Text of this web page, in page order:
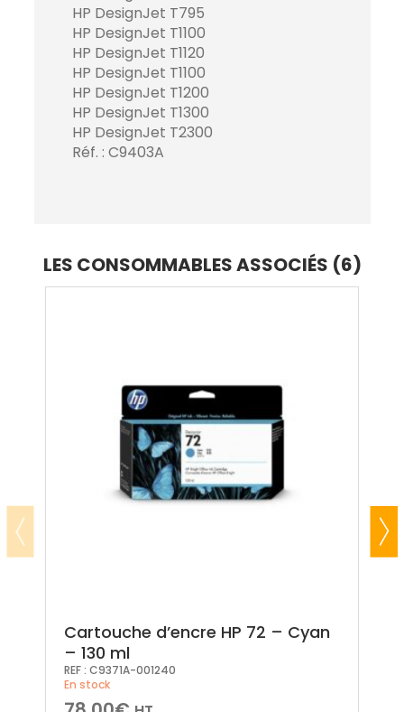
HP DesignJet T795
HP DesignJet T1100
HP DesignJet T1120
HP DesignJet T1100
HP DesignJet T1200
HP DesignJet T1300
HP DesignJet T2300
Réf. : C9403A
LES CONSOMMABLES ASSOCIÉS (6)
Cartouche d’encre HP 72 – Cyan
– 130 ml
REF : C9371A-001240
En stock